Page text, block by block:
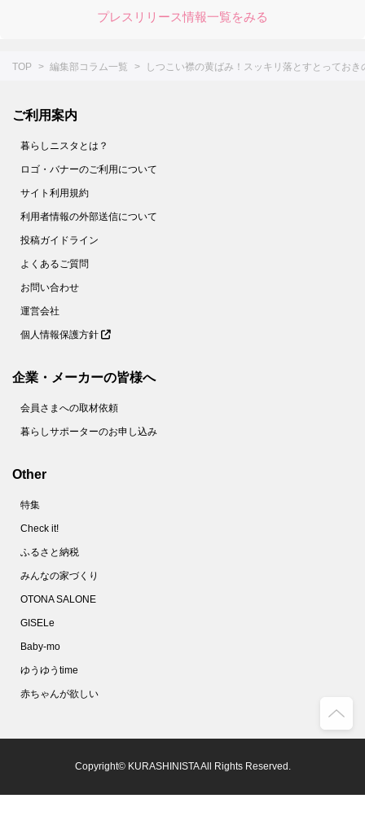
プレスリリース情報一覧をみる
TOP 編集部コラム一覧 しつこい襟の黄ばみ！スッキリ落とすとってお
ご利用案内
暮らしニスタとは？
ロゴ・バナーのご利用について
サイト利用規約
利用者情報の外部送信について
投稿ガイドライン
よくあるご質問
お問い合わせ
運営会社
個人情報保護方針
企業・メーカーの皆様へ
会員さまへの取材依頼
暮らしサポーターのお申し込み
Other
特集
Check it!
ふるさと納税
みんなの家づくり
OTONA SALONE
GISELe
Baby-mo
ゆうゆうtime
赤ちゃんが欲しい
Copyright© KURASHINISTA All Rights Reserved.